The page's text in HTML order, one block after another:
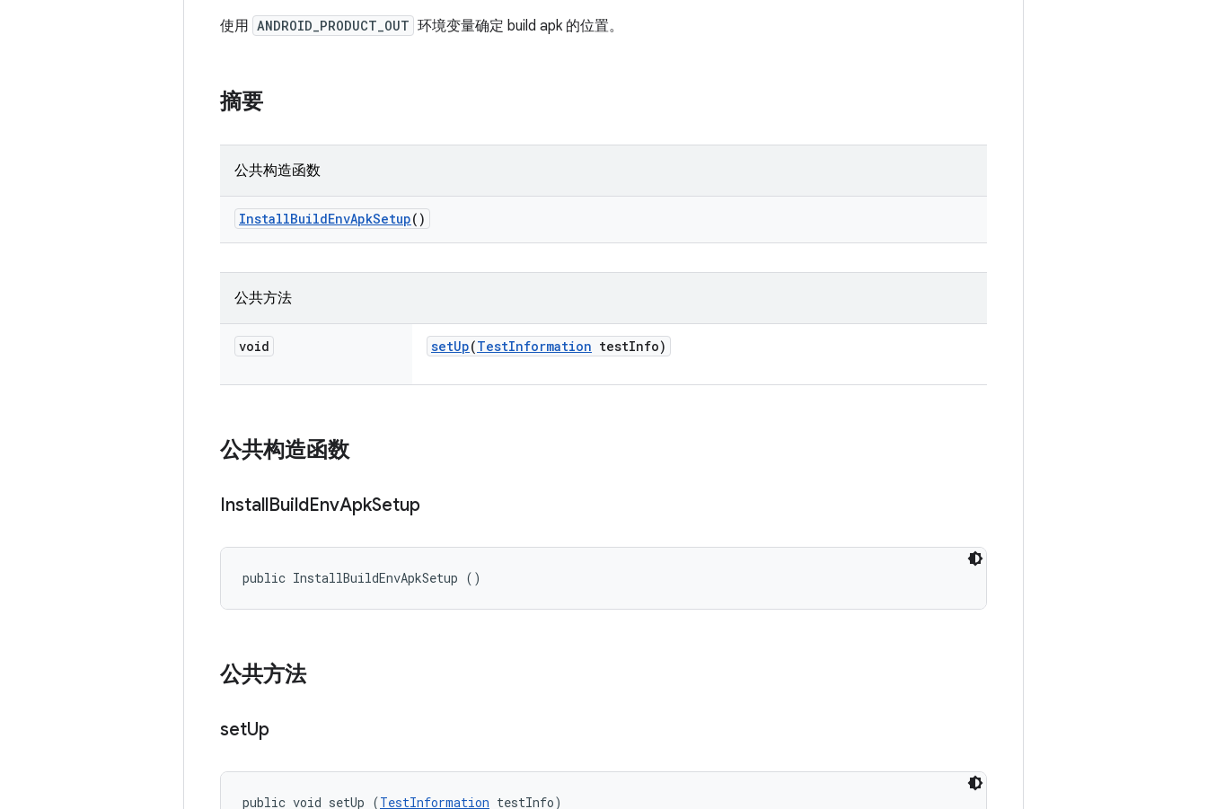
使用 ANDROID_PRODUCT_OUT 环境变量确定 build apk 的位置。
摘要
公共构造函数
InstallBuildEnvApkSetup()
公共方法
void setUp(TestInformation testInfo)
公共构造函数
InstallBuildEnvApkSetup
public InstallBuildEnvApkSetup ()
公共方法
setUp
public void setUp (TestInformation testInfo)